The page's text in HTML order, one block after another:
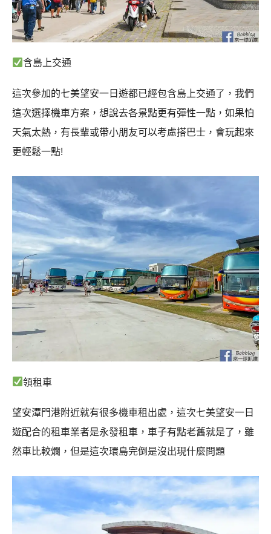
含島上交通
這次參加的七美望安一日遊都已經包含島上交通了，我們
這次選擇機車方案，想說去各景點更有彈性一點，如果怕
天氣太熱，有長輩或帶小朋友可以考慮搭巴士，會玩起來
更輕鬆一點!
領租車
望安潭門港附近就有很多機車租出處，這次七美望安一日
遊配合的租車業者是永發租車，車子有點老舊就是了，雖
然車比較爛，但是這次環島完倒是沒出現什麼問題